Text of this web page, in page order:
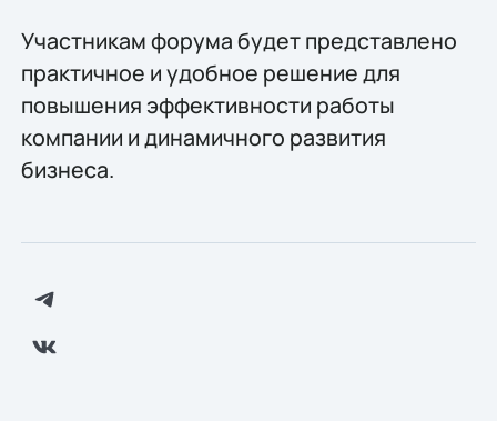
Участникам форума будет представлено
практичное и удобное решение для
повышения эффективности работы
компании и динамичного развития
бизнеса.